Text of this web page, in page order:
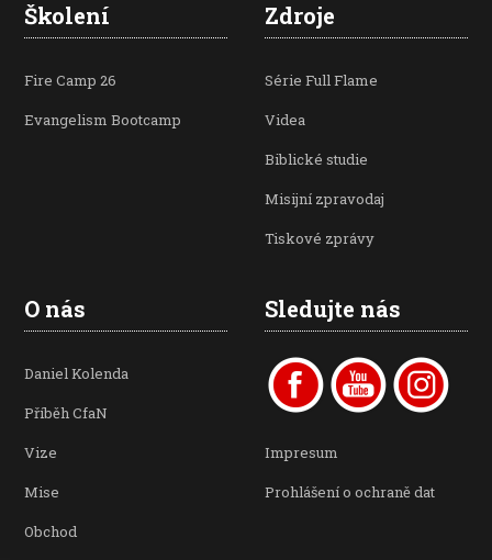
Školení
Fire Camp 26
Evangelism Bootcamp
Zdroje
Série Full Flame
Videa
Biblické studie
Misijní zpravodaj
Tiskové zprávy
O nás
Daniel Kolenda
Příběh CfaN
Vize
Mise
Obchod
Sledujte nás
Impresum
Prohlášení o ochraně dat